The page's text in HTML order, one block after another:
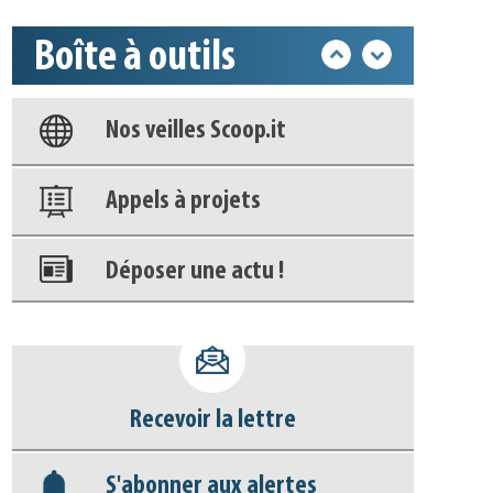
Boîte à outils
Base documentaire
Nos veilles Scoop.it
Appels à projets
Déposer une actu !
déconnecter)
Base documentaire
Recevoir la lettre
S'abonner aux alertes